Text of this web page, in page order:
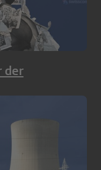
der